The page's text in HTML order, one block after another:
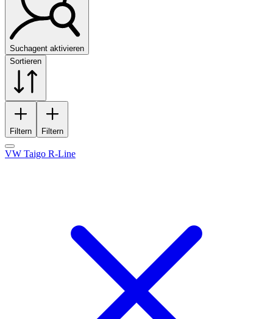
Suchagent aktivieren
Sortieren
Filtern Filtern
VW Taigo R-Line